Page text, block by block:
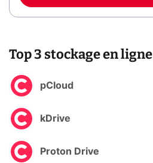
Top 3 stockage en ligne
pCloud
kDrive
Proton Drive